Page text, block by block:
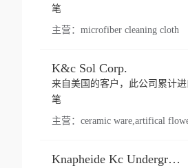
笔
主营： microfiber cleaning cloth
K&c Sol Corp.
来自美国的客户，此公司累计
笔
主营： ceramic ware,artifical
Knapheide Kc Underground